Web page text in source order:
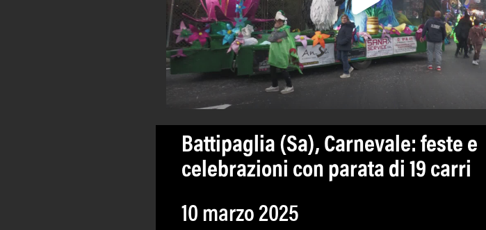
Battipaglia (Sa), Carnevale: feste e
celebrazioni con parata di 19 carri
10 marzo 2025